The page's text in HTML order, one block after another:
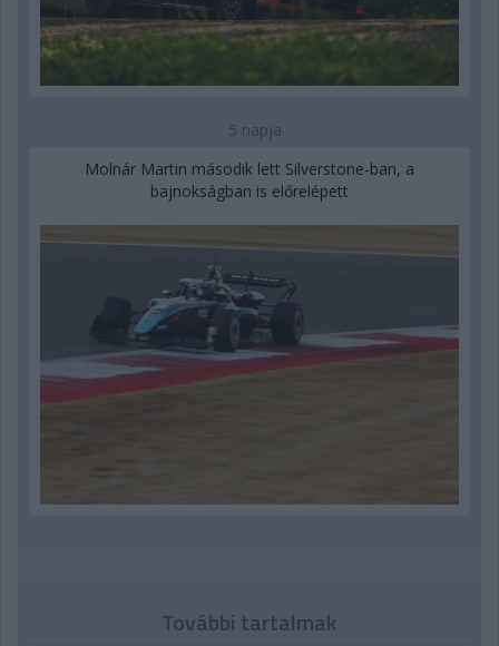
5 napja
Molnár Martin második lett Silverstone-ban, a
bajnokságban is előrelépett
További tartalmak